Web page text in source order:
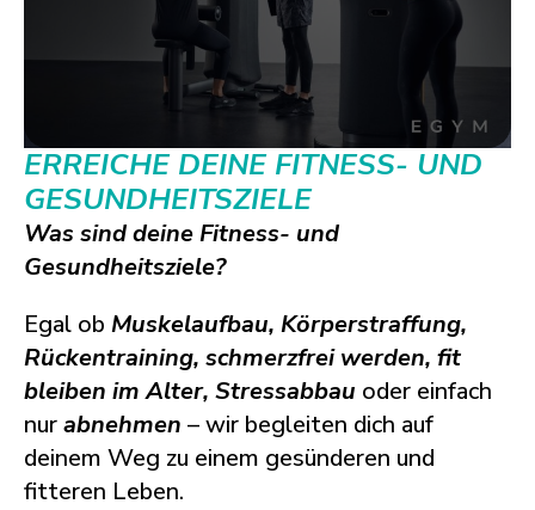
ERREICHE DEINE FITNESS- UND
GESUNDHEITSZIELE
Was sind deine Fitness- und
Gesundheitsziele?
Egal ob Muskelaufbau, Körperstraffung,
Rückentraining, schmerzfrei werden, fit
bleiben im Alter, Stressabbau oder einfach
nurabnehmen – wir begleiten dich auf
deinem Weg zu einem gesünderen und
fitteren Leben.